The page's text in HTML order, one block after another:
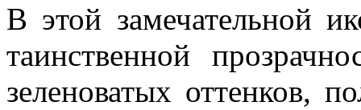
В этой замечательной
таинственной
зеленоватых оттенков,